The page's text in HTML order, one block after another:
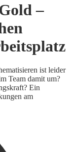
–
ist leider
Team damit um?
Ein
am